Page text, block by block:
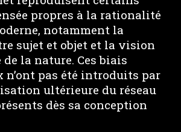
propres à la rationalité
notamment la
sujet et objet et la vision
la nature. Ces biais
n’ont pas été introduits par
ultérieure du réseau
dès sa conception